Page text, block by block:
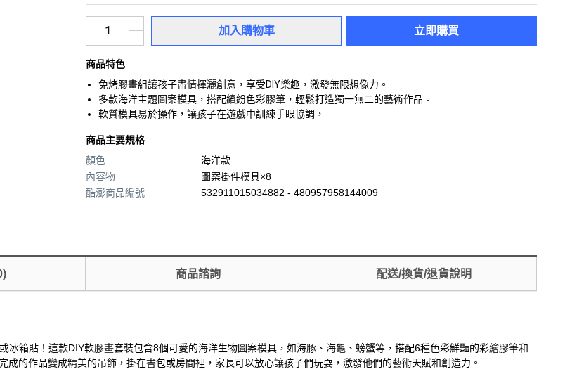
加入購物車 立即購買
商品特色
免烤膠畫組讓孩子盡情揮灑創意，享受DIY樂趣，激發無限想像力。
多款海洋主題圖案模具，搭配繽紛色彩膠筆，輕鬆打造獨一無二的藝術作品。
軟質模具易於操作，讓孩子在遊戲中訓練手眼協調，
商品主要規格
顏色
海洋款
內容物
圖案掛件模具×8
酷澎商品編號
532911015034882 - 480957958144009
) 商品諮詢 配送/換貨/退貨說明
箱貼！這款DIY軟膠畫套裝包含8個可愛的海洋生物圖案模具，如海豚、海龜、螃蟹等，搭配6種色彩鮮豔的彩繪膠筆和
的作品變成精美的吊飾，掛在書包或房間裡，家長可以放心讓孩子們玩耍，激發他們的藝術天賦和創造力。